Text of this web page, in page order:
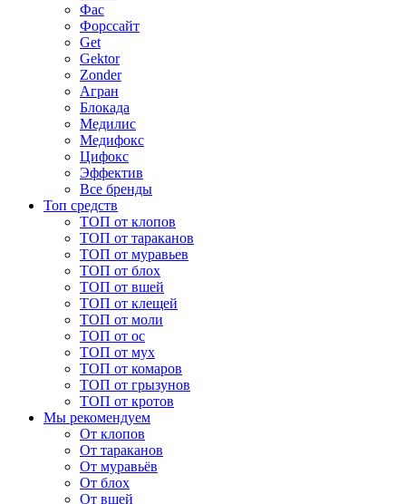
Фас
Форcсайт
Get
Gektor
Zonder
Агран
Блокада
Медилис
Медифокс
Цифокс
Эффектив
Все бренды
Топ средств
ТОП от клопов
ТОП от тараканов
ТОП от муравьев
ТОП от блох
ТОП от вшей
ТОП от клещей
ТОП от моли
ТОП от ос
ТОП от мух
ТОП от комаров
ТОП от грызунов
ТОП от кротов
Мы рекомендуем
От клопов
От тараканов
От муравьёв
От блох
От вшей